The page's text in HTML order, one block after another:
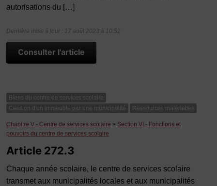
autorisations du […]
Dernière mise à jour : 17 août 2023 à 10:52
Consulter l'article
Biens du centre de services scolaire
Cession d'un immeuble par une municipalité
Ressources matérielles
Chapitre V - Centre de services scolaire > Section VI - Fonctions et
pouvoirs du centre de services scolaire
Article 272.3
Chaque année scolaire, le centre de services scolaire
transmet aux municipalités locales et aux municipalités